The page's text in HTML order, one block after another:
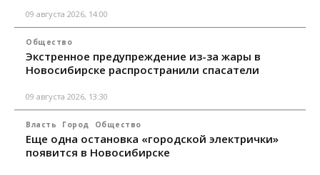
09 августа 2026, 14:00
Общество
Экстренное предупреждение из-за жары в
Новосибирске распространили спасатели
09 августа 2026, 13:30
Власть Город Общество
Еще одна остановка «городской электрички»
появится в Новосибирске